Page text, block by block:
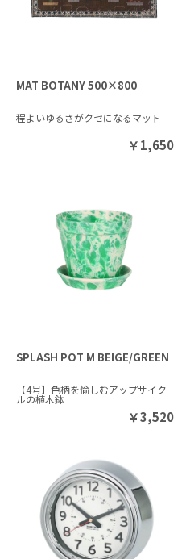
MAT BOTANY 500×800
程よいゆるさがクセになるマット
￥1,650
SPLASH POT M BEIGE/GREEN
【4号】色柄を愉しむアップサイク
ルの植木鉢
￥3,520